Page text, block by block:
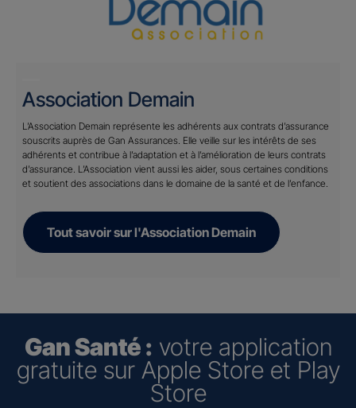
Association Demain
L’Association Demain représente les adhérents aux contrats d’assurance
souscrits auprès de Gan Assurances. Elle veille sur les intérêts de ses
adhérents et contribue à l’adaptation et à l’amélioration de leurs contrats
d’assurance. L’Association vient aussi les aider, sous certaines conditions
et soutient des associations dans le domaine de la santé et de l’enfance.
Tout savoir sur l'Association Demain
Gan Santé : votre application
gratuite sur Apple Store et Play
Store